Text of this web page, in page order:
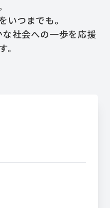
いつまでも。
社会への一歩を応援
。